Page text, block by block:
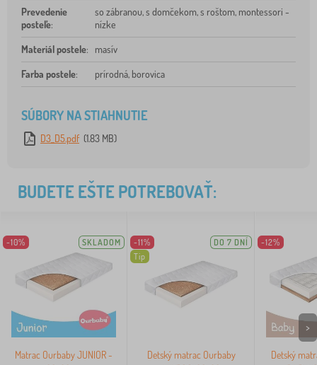
Prevedenie
posteľe:
so zábranou, s domčekom, s roštom, montessori -
nízke
Materiál postele: masív
Farba postele: prírodná, borovica
SÚBORY NA STIAHNUTIE
D3_D5.pdf (1.83 MB)
BUDETE EŠTE POTREBOVAŤ:
-10% SKLADOM
Matrac Ourbaby JUNIOR -
-11%
Tip
DO 7 DNÍ
Detský matrac Ourbaby
-12%
Detský
>